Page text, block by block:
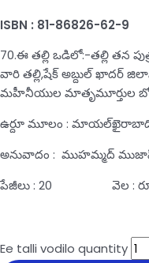
ISBN : 81-86826-62-9
70.ఈ తల్లి ఒడిలో:-తల్లి తన
వారి తల్లి,షేక్‌ అబ్దుల్‌ ఖాదర్‌
మహీనీయుల మాతృమూర్తుల
ఉర్దూ మూలం :
అనువాదం : ముహమ్మద్‌
పేజీలు : 20 వెల :
Ee talli vodilo quantity